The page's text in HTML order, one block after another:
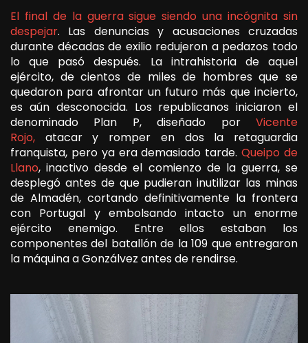
El final de la guerra sigue siendo una incógnita sin
despejar. Las denuncias y acusaciones cruzadas
durante décadas de exilio redujeron a pedazos todo
lo que pasó después. La intrahistoria de aquel
ejército, de cientos de miles de hombres que se
quedaron para afrontar un futuro más que incierto,
es aún desconocida. Los republicanos iniciaron el
denominado Plan P, diseñado por Vicente
Rojo, atacar y romper en dos la retaguardia
franquista, pero ya era demasiado tarde.Queipo de
Llano, inactivo desde el comienzo de la guerra, se
desplegó antes de que pudieran inutilizar las minas
de Almadén, cortando definitivamente la frontera
con Portugal y embolsando intacto un enorme
ejército enemigo. Entre ellos estaban los
componentes del batallón de la 109 que entregaron
la máquina a Gonzálvez antes de rendirse.